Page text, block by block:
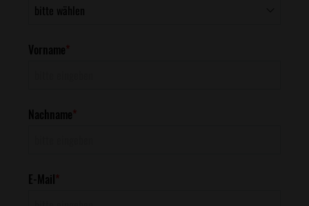
Vorname*
Nachname*
E-Mail*